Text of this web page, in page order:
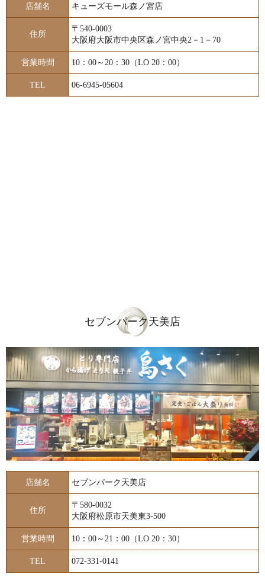
店舗名 キューズモール森ノ宮店
住所
〒540-0003
大阪府大阪市中央区森ノ宮中央2－1－70
営業時間 10：00～20：30（LO 20：00）
TEL 06-6945-05604
セブンパーク天美店
店舗名 セブンパーク天美店
住所
〒580-0032
大阪府松原市天美東3-500
営業時間 10：00～21：00（LO 20：30）
TEL 072-331-0141